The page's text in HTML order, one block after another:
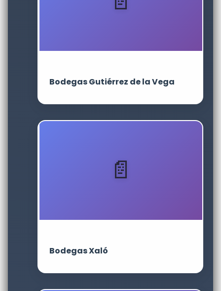
Bodegas Gutiérrez de la Vega
Bodegas Xaló